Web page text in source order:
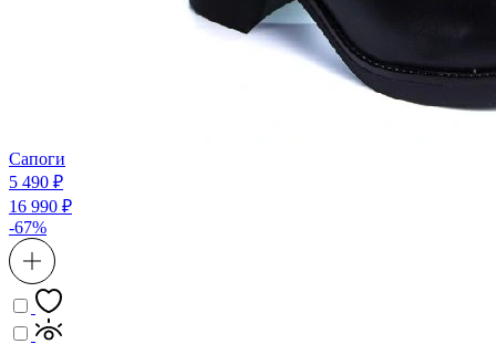
Сапоги
5 490 ₽
16 990 ₽
-67%